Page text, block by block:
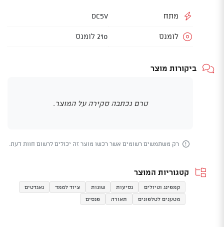
מתח DC5V
לומנס 210 לומנס
ביקורות מוצר
טרם נכתבה סקירה על המוצר.
רק משתמשים רשומים אשר רכשו מוצר זה יכולים לרשום חוות דעת.
קטגוריות המוצר
קמפינג וטיולים נסיעות שונות ציוד לממד
גאגדטים
מטענים לטלפונים
תאורה פנסים